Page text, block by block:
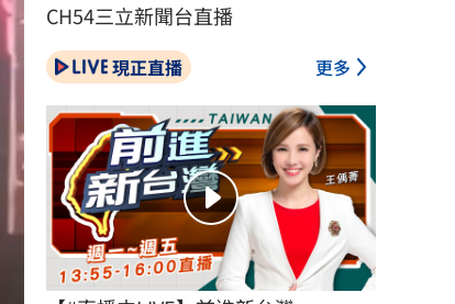
CH54三立新聞台直播
現正直播 更多